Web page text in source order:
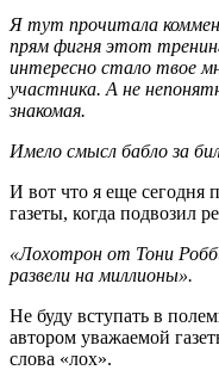
Я тут прочитала
прям фигня этот
интересно стало твое
участника. А не
знакомая.
Имело смысл бабло за
И вот что я еще сегодня
газеты, когда подвозил
«Лохотрон от Тони
развели на миллионы».
Не буду вступать в
автором уважаемой
слова «лох».